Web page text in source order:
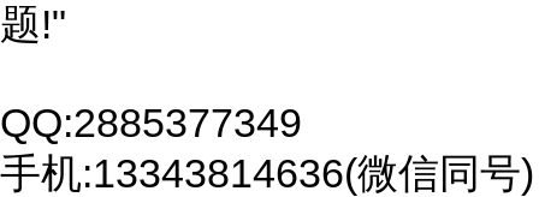
题!"
QQ:2885377349
手机:13343814636(微信同号)